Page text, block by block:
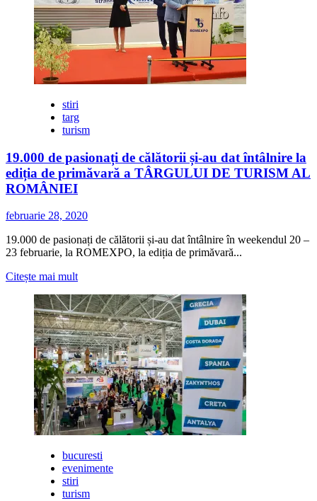
stiri
targ
turism
19.000 de pasionați de călătorii și-au dat întâlnire la
ediția de primăvară a TÂRGULUI DE TURISM AL
ROMÂNIEI
februarie 28, 2020
19.000 de pasionați de călătorii și-au dat întâlnire în weekendul 20 –
23 februarie, la ROMEXPO, la ediția de primăvară...
Citește mai multCitește
multe
despre
19.000
de
pasionați
de
călătorii
și-
au
dat
întâlnire
ediția
de
primăvară
a
bucuresti
evenimente
stiri
turism